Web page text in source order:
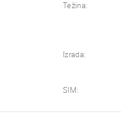
Težina:
Izrada:
SIM: